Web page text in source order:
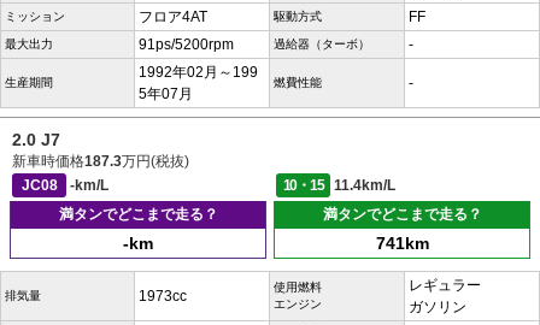
ミッション フロア4AT 駆動方式 FF
最大出力 91ps/5200rpm 過給器（ターボ） -
生産期間
1992年02月～199
5年07月
燃費性能 -
2.0 J7
新車時価格187.3万円(税抜)
JC08
-km/L 10・15
11.4km/L
満タンでどこまで走る？
-km
満タンでどこまで走る？
741km
排気量 1973cc
使用燃料
エンジン
レギュラー
ガソリン